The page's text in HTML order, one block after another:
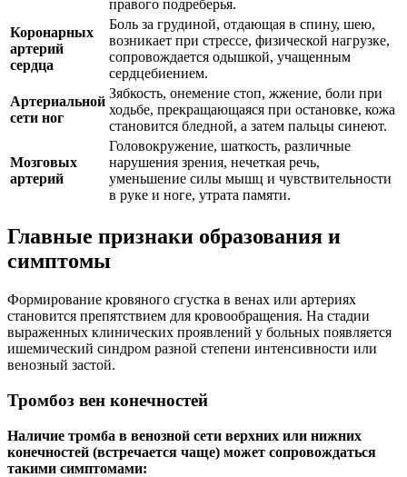
правого подреберья.
Коронарных
артерий
сердца
Боль за грудиной, отдающая в спину, шею,
возникает при стрессе, физической нагрузке,
сопровождается одышкой, учащенным
сердцебиением.
Артериальной
сети ног
Зябкость, онемение стоп, жжение, боли при
ходьбе, прекращающаяся при остановке, кожа
становится бледной, а затем пальцы синеют.
Мозговых
артерий
Головокружение, шаткость, различные
нарушения зрения, нечеткая речь,
уменьшение силы мышц и чувствительности
в руке и ноге, утрата памяти.
Главные признаки образования и
симптомы
Формирование кровяного сгустка в венах или артериях
становится препятствием для кровообращения. На стадии
выраженных клинических проявлений у больных появляется
ишемический синдром разной степени интенсивности или
венозный застой.
Тромбоз вен конечностей
Наличие тромба в венозной сети верхних или нижних
конечностей (встречается чаще) может сопровождаться
такими симптомами: